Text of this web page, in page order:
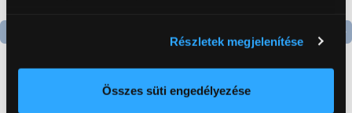
elhelyezkedéséről pár méteres pontossággal
Az Ön készülékén beazonosítása annak konkrét
Részletek megjelenítése
Összes süti engedélyezése